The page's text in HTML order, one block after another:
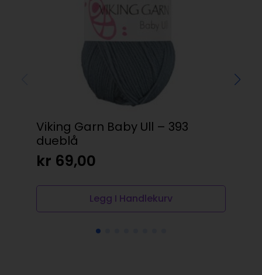
Viking Garn Baby Ull – 393
dueblå
kr 69,00
Legg I Handlekurv